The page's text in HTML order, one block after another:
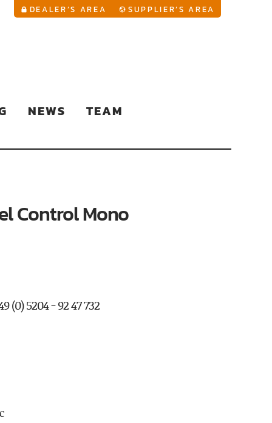
DEALER’S AREA SUPPLIER’S AREA
NEWS TEAM
Control Mono
(0) 5204 - 92 47 732